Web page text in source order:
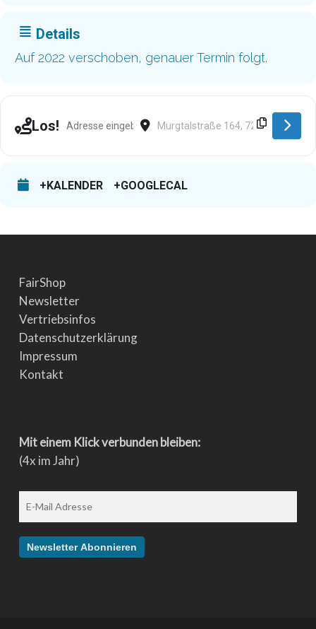
Details
Auf 2022 verschoben, genauer Termin folgt.
Los! Address - Klosterreichenbach [fzWVS62RP]
Destination Address -
+KALENDER +GOOGLECAL
FairShop
Newsletter
Vertriebsinfos
Datenschutzerklärung
Impressum
Kontakt
Mit einem Klick verbunden bleiben:
(4x im Jahr)